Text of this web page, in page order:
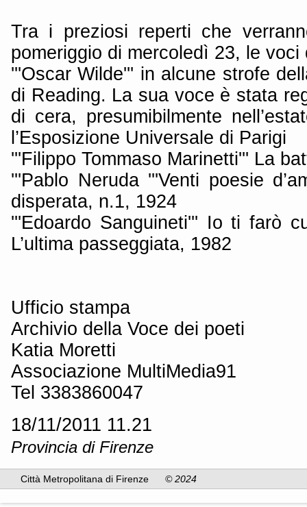
Tra i preziosi reperti che
pomeriggio di mercoledì 23, le voci
'''Oscar Wilde''' in alcune strofe
di Reading. La sua voce è stata
di cera, presumibilmente
l’Esposizione Universale di Parigi
'''Filippo Tommaso Marinetti''' La
'''Pablo Neruda '''Venti poesie
disperata, n.1, 1924
'''Edoardo Sanguineti''' Io ti farò
L’ultima passeggiata, 1982
Ufficio stampa
Archivio della Voce dei poeti
Katia Moretti
Associazione MultiMedia91
Tel 3383860047
18/11/2011 11.21
Provincia di Firenze
Città Metropolitana di Firenze © 2024